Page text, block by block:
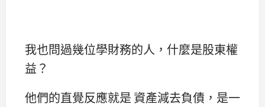
我也問過幾位學財務的人，什麼是股東權
益？
他們的直覺反應就是 資產減去負債，是一